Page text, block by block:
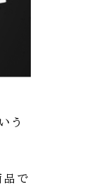
う
品で